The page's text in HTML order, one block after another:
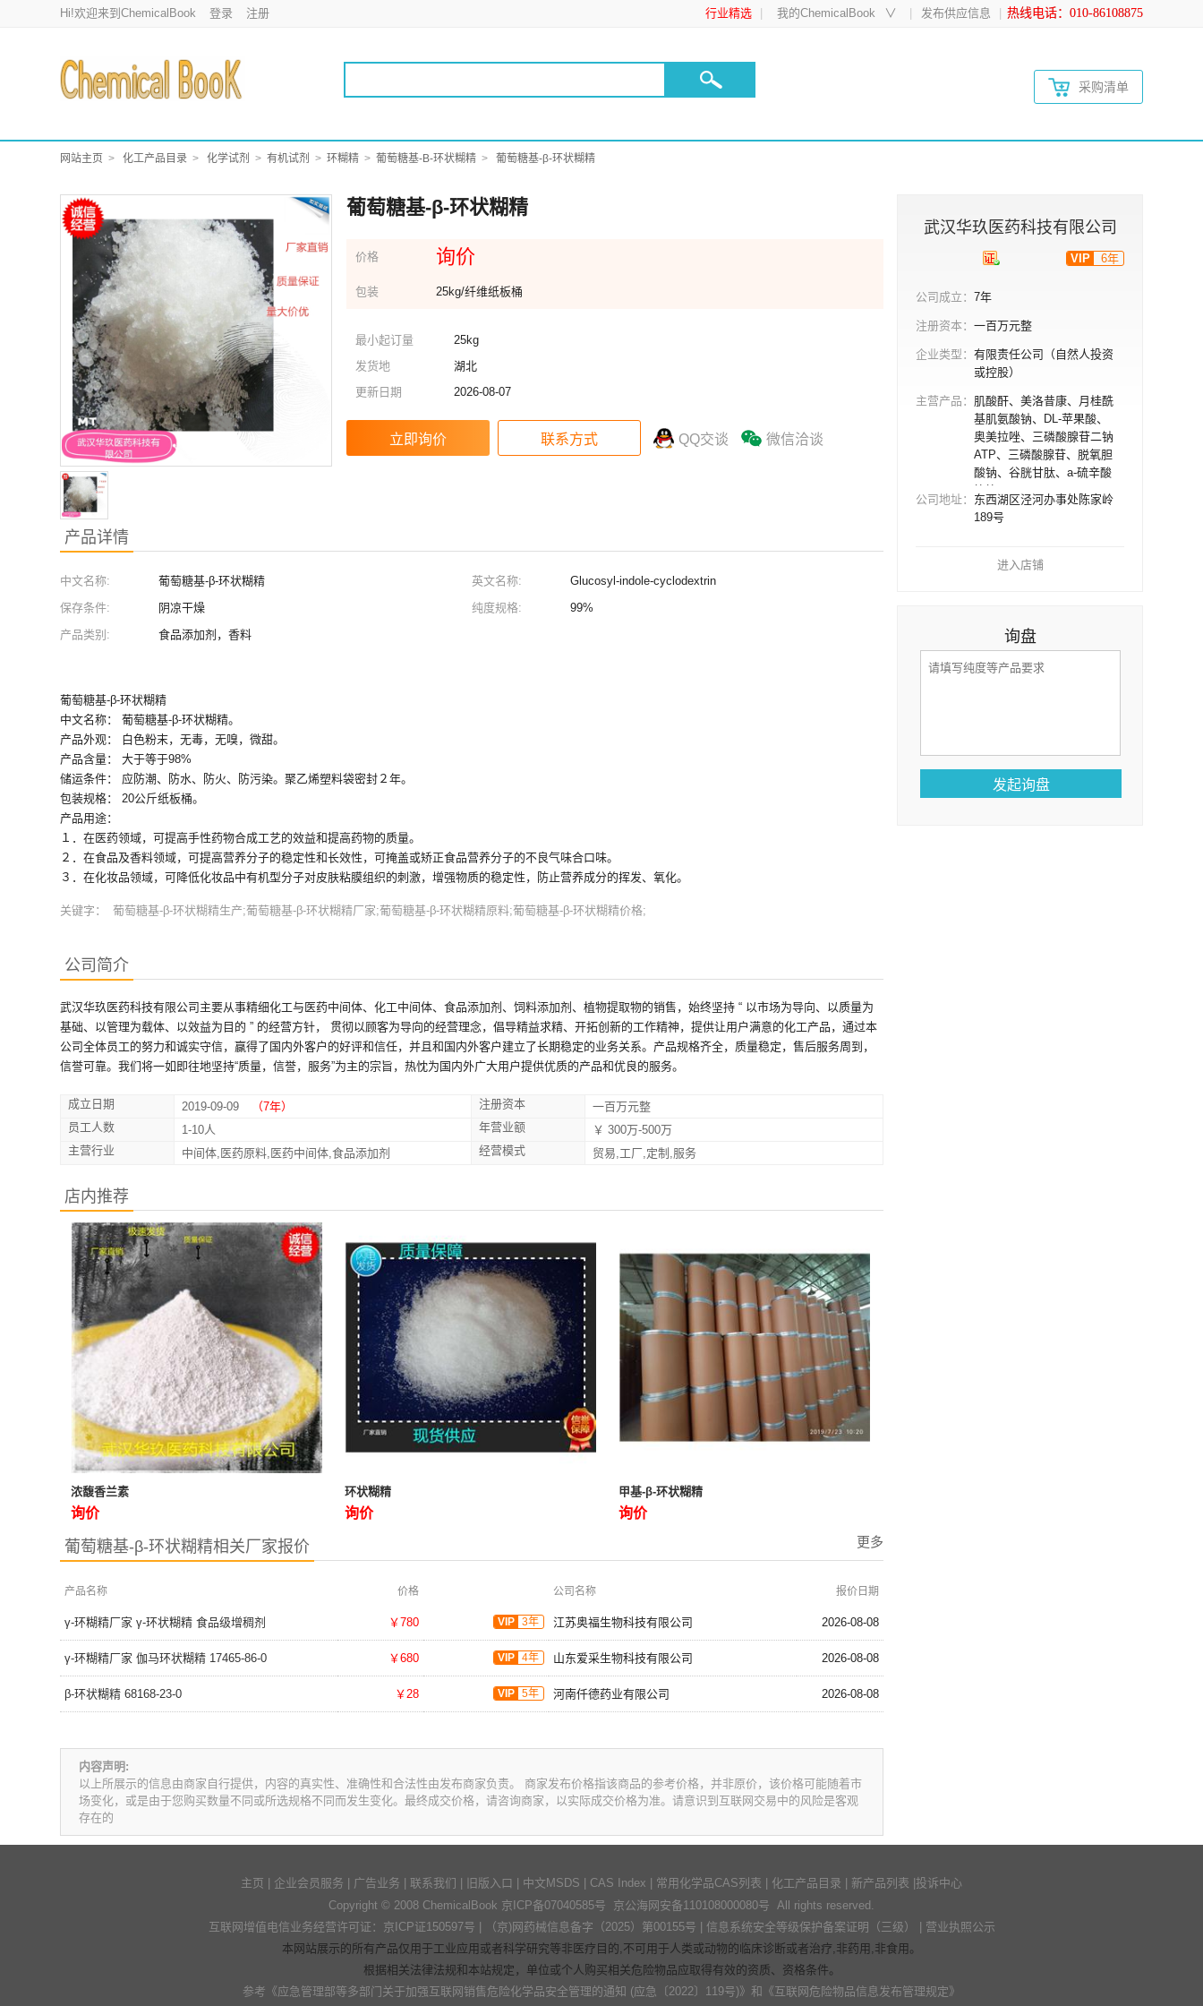
Hi!欢迎来到ChemicalBook 登录 注册 热线电话：010-86108875
行业精选 我的ChemicalBook ∨ 发布供应信息
采购清单
网站主页 化工产品目录 化学试剂 有机试剂 环糊精 葡萄糖基-Β-环状糊精 葡萄糖基-β-环状糊精
葡萄糖基-β-环状糊精
价格 询价
包装 25kg/纤维纸板桶
最小起订量
25kg
发货地
湖北
更新日期
2026-08-07
QQ交谈 微信洽谈
产品详情
中文名称: 葡萄糖基-β-环状糊精 英文名称:
Glucosyl-indole-cyclodextrin
保存条件:
阴凉干燥 纯度规格:
99%
产品类别:
食品添加剂，香料
葡萄糖基-β-环状糊精
中文名称： 葡萄糖基-β-环状糊精。
产品外观： 白色粉末，无毒，无嗅，微甜。
产品含量： 大于等于98%
储运条件： 应防潮、防水、防火、防污染。聚乙烯塑料袋密封２年。
包装规格： 20公斤纸板桶。
产品用途：
１．在医药领域，可提高手性药物合成工艺的效益和提高药物的质量。
２．在食品及香料领域，可提高营养分子的稳定性和长效性，可掩盖或矫正食品营养分子的不良气味合口味。
３．在化妆品领域，可降低化妆品中有机型分子对皮肤粘膜组织的刺激，增强物质的稳定性，防止营养成分的挥发、氧化。
关键字： 葡萄糖基-β-环状糊精生产;葡萄糖基-β-环状糊精厂家;葡萄糖基-β-环状糊精原料;葡萄糖基-β-环状糊精价格;
公司简介
武汉华玖医药科技有限公司主要从事精细化工与医药中间体、化工中间体、食品添加剂、饲料添加剂、植物提取物的销售，始终坚持 “ 以市场为导向、以质量为
基础、以管理为载体、以效益为目的 ” 的经营方针， 贯彻以顾客为导向的经营理念，倡导精益求精、开拓创新的工作精神，提供让用户满意的化工产品，通过本
公司全体员工的努力和诚实守信，赢得了国内外客户的好评和信任，并且和国内外客户建立了长期稳定的业务关系。产品规格齐全，质量稳定，售后服务周到，
信誉可靠。我们将一如即往地坚持“质量，信誉，服务”为主的宗旨，热忱为国内外广大用户提供优质的产品和优良的服务。
成立日期 2019-09-09 （7年） 注册资本
一百万元整
员工人数
1-10人 年营业额
￥ 300万-500万
主营行业
中间体,医药原料,医药中间体,食品添加剂 经营模式 贸易,工厂,定制,服务
武汉华玖医药科技有限公司
VIP 6年
公司成立： 7年
注册资本： 一百万元整
企业类型： 有限责任公司（自然人投资
或控股）
主营产品： 肌酸酐、美洛昔康、月桂酰
基肌氨酸钠、DL-苹果酸、
奥美拉唑、三磷酸腺苷二钠
ATP、三磷酸腺苷、脱氧胆
酸钠、谷胱甘肽、a-硫辛酸
等等
公司地址： 东西湖区泾河办事处陈家岭
189号
进入店铺
询盘
店内推荐
浓馥香兰素
询价
环状糊精
询价
甲基-β-环状糊精
询价
葡萄糖基-β-环状糊精相关厂家报价 更多
产品名称 价格 公司名称 报价日期
γ-环糊精厂家 γ-环状糊精 食品级增稠剂 ￥780 VIP 3年 江苏奥福生物科技有限公司 2026-08-08
γ-环糊精厂家 伽马环状糊精 17465-86-0 ￥680 VIP 4年 山东爱采生物科技有限公司 2026-08-08
β-环状糊精 68168-23-0 ￥28 VIP 5年 河南仟德药业有限公司 2026-08-08
内容声明:
以上所展示的信息由商家自行提供，内容的真实性、准确性和合法性由发布商家负责。 商家发布价格指该商品的参考价格，并非原价，该价格可能随着市
场变化，或是由于您购买数量不同或所选规格不同而发生变化。最终成交价格，请咨询商家，以实际成交价格为准。请意识到互联网交易中的风险是客观
存在的
主页 企业会员服务 广告业务 联系我们 旧版入口 中文MSDS CAS Index 常用化学品CAS列表 化工产品目录 新产品列表 投诉中心
Copyright © 2008 ChemicalBook 京ICP备07040585号 京公海网安备110108000080号 All rights reserved.
互联网增值电信业务经营许可证：京ICP证150597号 | （京)网药械信息备字（2025）第00155号 | 信息系统安全等级保护备案证明（三级）
营业执照公示
本网站展示的所有产品仅用于工业应用或者科学研究等非医疗目的,不可用于人类或动物的临床诊断或者治疗,非药用,非食用。
根据相关法律法规和本站规定，单位或个人购买相关危险物品应取得有效的资质、资格条件。
参考 《应急管理部等多部门关于加强互联网销售危险化学品安全管理的通知 (应急〔2022〕119号)》 和 《互联网危险物品信息发布管理规定》